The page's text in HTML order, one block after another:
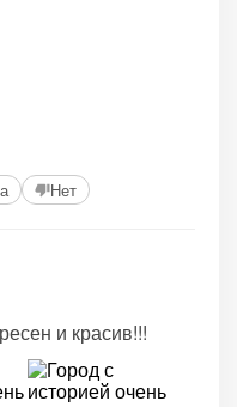
Нет
и красив!!!